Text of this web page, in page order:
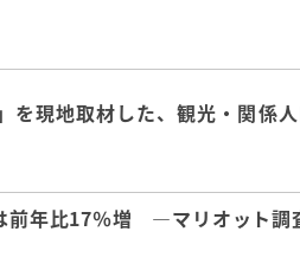
現地取材した、観光・関係
前年比17％増 ―マリオット調